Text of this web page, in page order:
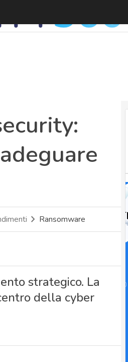
Ransomware
strategico. La
della cyber